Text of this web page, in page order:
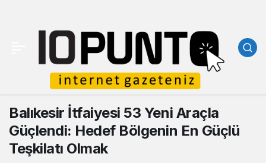
Balıkesir İtfaiyesi 53 Yeni Araçla
Güçlendi: Hedef Bölgenin En Güçlü
Teşkilatı Olmak